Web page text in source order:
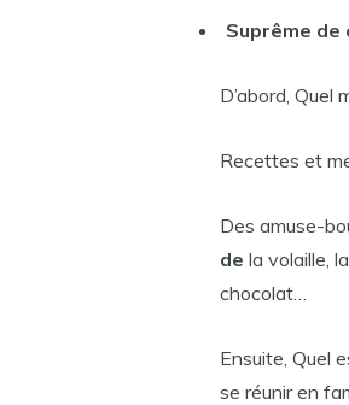
Suprême de
D’abord, Quel
Recettes et
Des amuse-
de la volaille,
chocolat…
Ensuite, Quel
se réunir en